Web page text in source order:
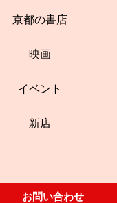
京都の書店
映画
イベント
新店
お問い合わせ